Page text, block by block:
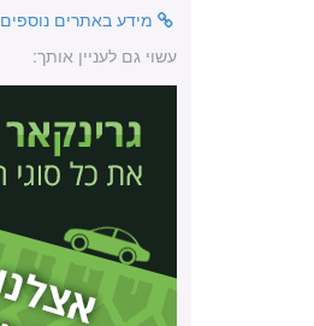
מידע באתרים נוספים
עשוי גם לעניין אותך: